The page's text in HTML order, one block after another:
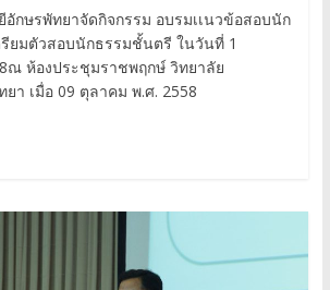
อักษรพัทยาจัดกิจกรรม อบรมเเนวข้อสอบนัก
ยมตัวสอบนักธรรมชั้นตรี ในวันที่ 1
ณ ห้องประชุมราชพฤกษ์ วิทยาลัย
า เมื่อ 09 ตุลาคม พ.ศ. 2558